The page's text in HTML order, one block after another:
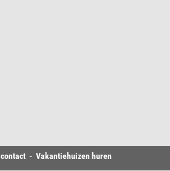
contact - Vakantiehuizen huren